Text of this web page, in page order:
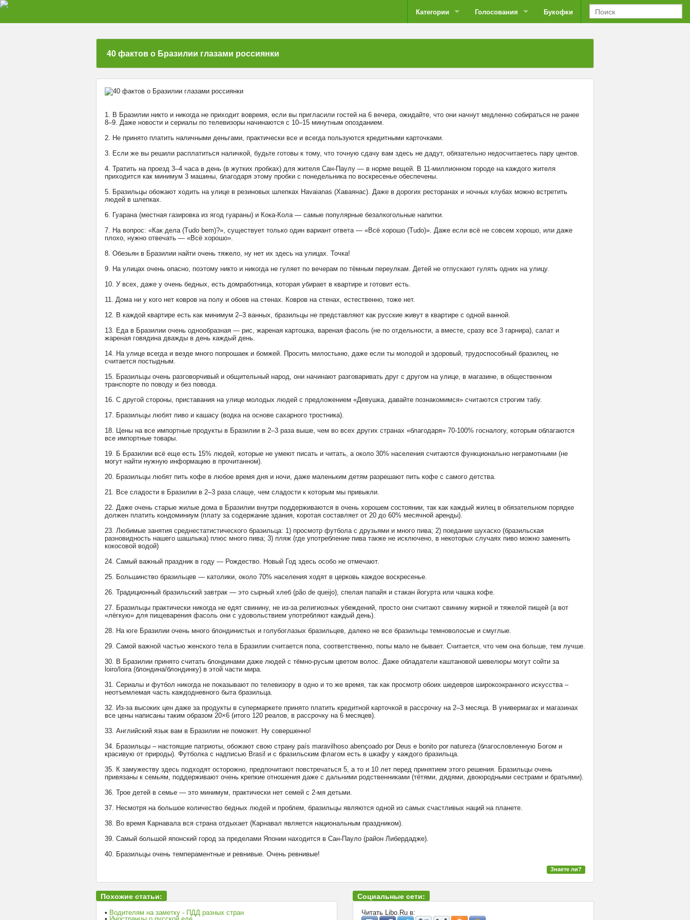
Категории Голосования Букофки
40 фактов о Бразилии глазами россиянки
1. В Бразилии никто и никогда не приходит вовремя, если вы пригласили гостей на 6 вечера, ожидайте, что они начнут медленно собираться не ранее
8–9. Даже новости и сериалы по телевизоры начинаются с 10–15 минутным опозданием.
2. Не принято платить наличными деньгами, практически все и всегда пользуются кредитными карточками.
3. Если же вы решили расплатиться наличкой, будьте готовы к тому, что точную сдачу вам здесь не дадут, обязательно недосчитаетесь пару центов.
4. Тратить на проезд 3–4 часа в день (в жутких пробках) для жителя Сан-Паулу — в норме вещей. В 11-миллионном городе на каждого жителя
приходится как минимум 3 машины, благодаря этому пробки с понедельника по воскресенье обеспечены.
5. Бразильцы обожают ходить на улице в резиновых шлепках Havaianas (Хаваянас). Даже в дорогих ресторанах и ночных клубах можно встретить
людей в шлепках.
6. Гуарана (местная газировка из ягод гуараны) и Кока-Кола — самые популярные безалкогольные напитки.
7. На вопрос: «Как дела (Tudo bem)?», существует только один вариант ответа — «Всё хорошо (Тudo)». Даже если всё не совсем хорошо, или даже
плохо, нужно отвечать — «Всё хорошо».
8. Обезьян в Бразилии найти очень тяжело, ну нет их здесь на улицах. Точка!
9. На улицах очень опасно, поэтому никто и никогда не гуляет по вечерам по тёмным переулкам. Детей не отпускают гулять одних на улицу.
10. У всех, даже у очень бедных, есть домработница, которая убирает в квартире и готовит есть.
11. Дома ни у кого нет ковров на полу и обоев на стенах. Ковров на стенах, естественно, тоже нет.
12. В каждой квартире есть как минимум 2–3 ванных, бразильцы не представляют как русские живут в квартире с одной ванной.
13. Еда в Бразилии очень однообразная — рис, жареная картошка, вареная фасоль (не по отдельности, а вместе, сразу все 3 гарнира), салат и
жареная говядина дважды в день каждый день.
14. На улице всегда и везде много попрошаек и бомжей. Просить милостыню, даже если ты молодой и здоровый, трудоспособный бразилец, не
считается постыдным.
15. Бразильцы очень разговорчивый и общительный народ, они начинают разговаривать друг с другом на улице, в магазине, в общественном
транспорте по поводу и без повода.
16. С другой стороны, приставания на улице молодых людей с предложением «Девушка, давайте познакомимся» считаются строгим табу.
17. Бразильцы любят пиво и кашасу (водка на основе сахарного тростника).
18. Цены на все импортные продукты в Бразилии в 2–3 раза выше, чем во всех других странах «благодаря» 70-100% госналогу, которым облагаются
все импортные товары.
19. Б Бразилии всё еще есть 15% людей, которые не умеют писать и читать, а около 30% населения считаются функционально неграмотными (не
могут найти нужную информацию в прочитанном).
20. Бразильцы любят пить кофе в любое время дня и ночи, даже маленьким детям разрешают пить кофе с самого детства.
21. Все сладости в Бразилии в 2–3 раза слаще, чем сладости к которым мы привыкли.
22. Даже очень старые жилые дома в Бразилии внутри поддерживаются в очень хорошем состоянии, так как каждый жилец в обязательном порядке
должен платить кондоминиум (плату за содержание здания, коротая составляет от 20 до 60% месячной аренды).
23. Любимые занятия среднестатистического бразильца: 1) просмотр футбола с друзьями и много пива; 2) поедание шухаско (бразильская
разновидность нашего шашлыка) плюс много пива; 3) пляж (где употребление пива также не исключено, в некоторых случаях пиво можно заменить
кокосовой водой)
24. Самый важный праздник в году — Рождество. Новый Год здесь особо не отмечают.
25. Большинство бразильцев — католики, около 70% населения ходят в церковь каждое воскресенье.
26. Традиционный бразильский завтрак — это сырный хлеб (pão de queijo), спелая папайя и стакан йогурта или чашка кофе.
27. Бразильцы практически никогда не едят свинину, не из-за религиозных убеждений, просто они считают свинину жирной и тяжелой пищей (а вот
«лёгкую» для пищеварения фасоль они с удовольствием употребляют каждый день).
28. На юге Бразилии очень много блондинистых и голубоглазых бразильцев, далеко не все бразильцы темноволосые и смуглые.
29. Самой важной частью женского тела в Бразилии считается попа, соответственно, попы мало не бывает. Считается, что чем она больше, тем лучше.
30. В Бразилии принято считать блондинами даже людей с тёмно-русым цветом волос. Даже обладатели каштановой шевелюры могут сойти за
loiro/loira (блондина/блондинку) в этой части мира.
31. Сериалы и футбол никогда не показывают по телевизору в одно и то же время, так как просмотр обоих шедевров широкоэкранного искусства –
неотъемлемая часть каждодневного быта бразильца.
32. Из-за высоких цен даже за продукты в супермаркете принято платить кредитной карточкой в рассрочку на 2–3 месяца. В универмагах и магазинах
все цены написаны таким образом 20×6 (итого 120 реалов, в рассрочку на 6 месяцев).
33. Английский язык вам в Бразилии не поможет. Ну совершенно!
34. Бразильцы – настоящие патриоты, обожают свою страну país maravilhoso abençoado por Deus e bonito por natureza (благословленную Богом и
красивую от природы). Футболка с надписью Brasil и с бразильским флагом есть в шкафу у каждого бразильца.
35. К замужеству здесь подходят осторожно, предпочитают повстречаться 5, а то и 10 лет перед принятием этого решения. Бразильцы очень
привязаны к семьям, поддерживают очень крепкие отношения даже с дальними родственниками (тётями, дядями, двоюродными сестрами и братьями).
36. Трое детей в семье — это минимум, практически нет семей с 2-мя детьми.
37. Несмотря на большое количество бедных людей и проблем, бразильцы являются одной из самых счастливых наций на планете.
38. Во время Карнавала вся страна отдыхает (Карнавал является национальным праздником).
39. Самый большой японский город за пределами Японии находится в Сан-Пауло (район Либердадже).
40. Бразильцы очень темпераментные и ревнивые. Очень ревнивые!
Знаете ли?
Похожие статьи:
• Водителям на заметку - ПДД разных стран
Социальные сети:
Читать Libo.Ru в: